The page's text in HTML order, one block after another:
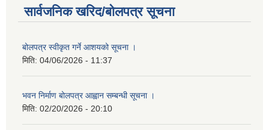
सार्वजनिक खरिद/बोलपत्र सूचना
बोलपत्र स्वीकृत गर्ने आशयको सूचना ।
मिति: 04/06/2026 - 11:37
भवन निर्माण बोलपत्र आह्वान सम्बन्धी सूचना ।
मिति: 02/20/2026 - 20:10